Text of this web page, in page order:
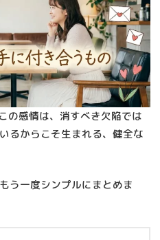
感情は、消すべき欠陥では
るからこそ生まれる、健全な
う一度シンプルにまとめま